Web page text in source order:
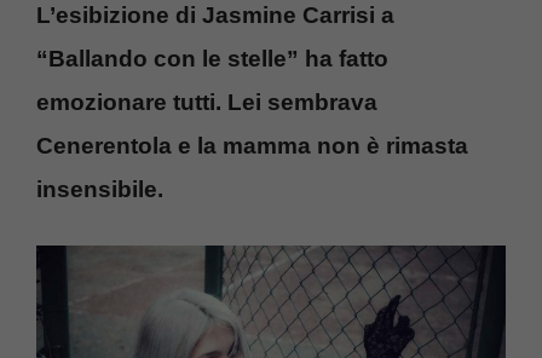
L’esibizione di Jasmine Carrisi a
“Ballando con le stelle” ha fatto
emozionare tutti. Lei sembrava
Cenerentola e la mamma non è rimasta
insensibile.